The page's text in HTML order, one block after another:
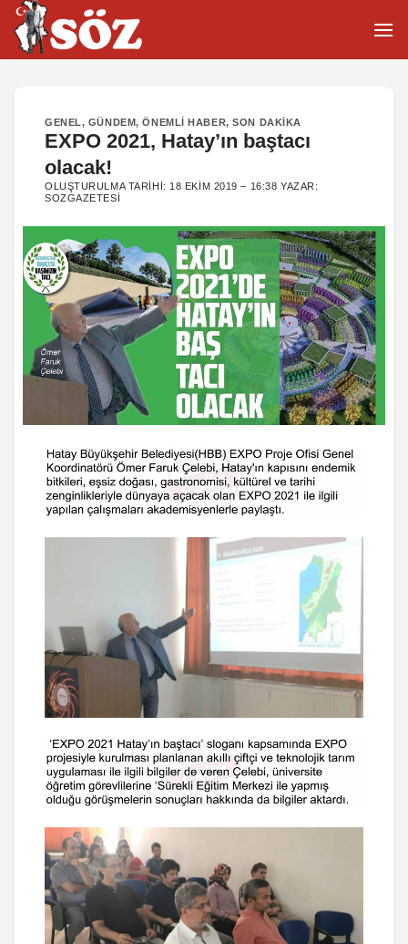
İçeriğe
atla
GENEL, GÜNDEM,ÖNEMLI HABER,SON DAKIKA
EXPO 2021, Hatay’ın baştacı
olacak!
OLUŞTURULMA TARIHI: 18 EKIM 2019 – 16:38 YAZAR:
SOZGAZETESI